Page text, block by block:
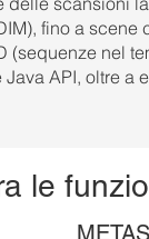
fino a
nel
API, oltre a
le